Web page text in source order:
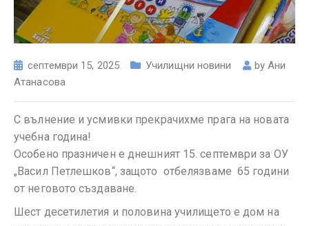
септември 15, 2025 Училищни новини by Ани
Атанасова
С вълнение и усмивки прекрачихме прага на новата
учебна година!
Особено празничен е днешният 15. септември за ОУ
„Васил Петлешков“, защото отбелязваме 65 години
от неговото създаване.
Шест десетилетия и половина училището е дом на